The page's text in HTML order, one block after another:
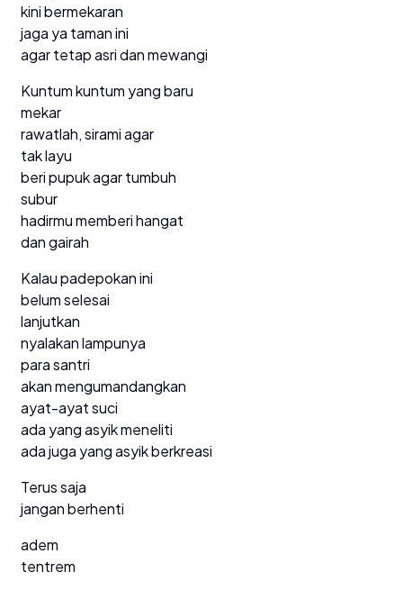
kini bermekaran
jaga ya taman ini
agar tetap asri dan mewangi
Kuntum kuntum yang baru
mekar
rawatlah, sirami agar
tak layu
beri pupuk agar tumbuh
subur
hadirmu memberi hangat
dan gairah
Kalau padepokan ini
belum selesai
lanjutkan
nyalakan lampunya
para santri
akan mengumandangkan
ayat-ayat suci
ada yang asyik meneliti
ada juga yang asyik berkreasi
Terus saja
jangan berhenti
adem
tentrem